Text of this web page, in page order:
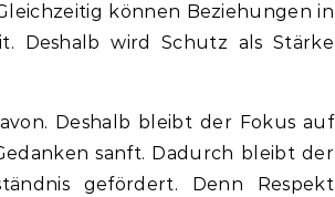
können Beziehungen in
Deshalb wird Schutz als Stärke
Deshalb bleibt der Fokus auf
sanft. Dadurch bleibt der
gefördert. Denn Respekt